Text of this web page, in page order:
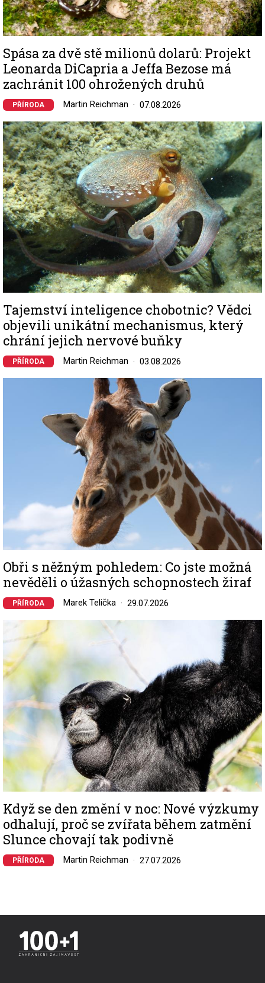
Spása za dvě stě milionů dolarů: Projekt
Leonarda DiCapria a Jeffa Bezose má
zachránit 100 ohrožených druhů
PŘÍRODA Martin Reichman 07.08.2026
Image
Tajemství inteligence chobotnic? Vědci
objevili unikátní mechanismus, který
chrání jejich nervové buňky
PŘÍRODA Martin Reichman 03.08.2026
Obři s něžným pohledem: Co jste možná
nevěděli o úžasných schopnostech žiraf
PŘÍRODA Marek Telička 29.07.2026
Image
Když se den změní v noc: Nové výzkumy
odhalují, proč se zvířata během zatmění
Slunce chovají tak podivně
PŘÍRODA Martin Reichman 27.07.2026